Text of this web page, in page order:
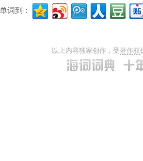
词到：
以上内容独家创作，受著作权